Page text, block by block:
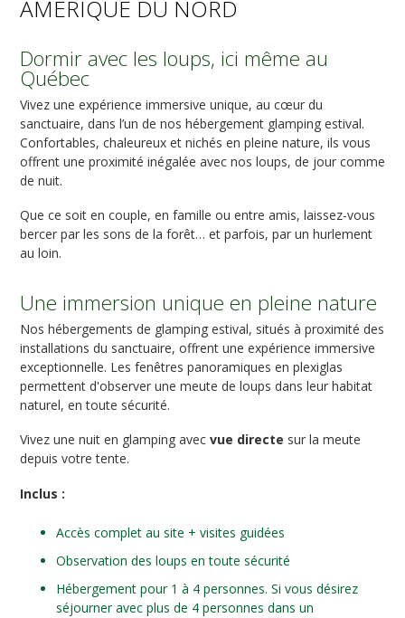
AMÉRIQUE DU NORD
Dormir avec les loups, ici même au
Québec
Vivez une expérience immersive unique, au cœur du
sanctuaire, dans l’un de nos hébergement glamping estival.
Confortables, chaleureux et nichés en pleine nature, ils vous
offrent une proximité inégalée avec nos loups, de jour comme
de nuit.
Que ce soit en couple, en famille ou entre amis, laissez-vous
bercer par les sons de la forêt… et parfois, par un hurlement
au loin.
Une immersion unique en pleine nature
Nos hébergements de glamping estival, situés à proximité des
installations du sanctuaire, offrent une expérience immersive
exceptionnelle. Les fenêtres panoramiques en plexiglas
permettent d'observer une meute de loups dans leur habitat
naturel, en toute sécurité.
Vivez une nuit en glamping avec vue directe sur la meute
depuis votre tente.
Inclus :
Accès complet au site + visites guidées
Observation des loups en toute sécurité
Hébergement pour 1 à 4 personnes. Si vous désirez
séjourner avec plus de 4 personnes dans un